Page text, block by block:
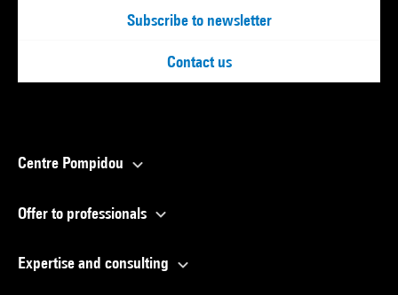
Subscribe to newsletter
Contact us
Centre Pompidou
Offer to professionals
Expertise and consulting